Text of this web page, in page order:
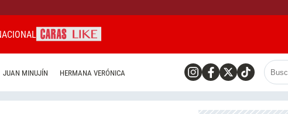
JUAN MINUJÍN HERMANA VERÓNICA